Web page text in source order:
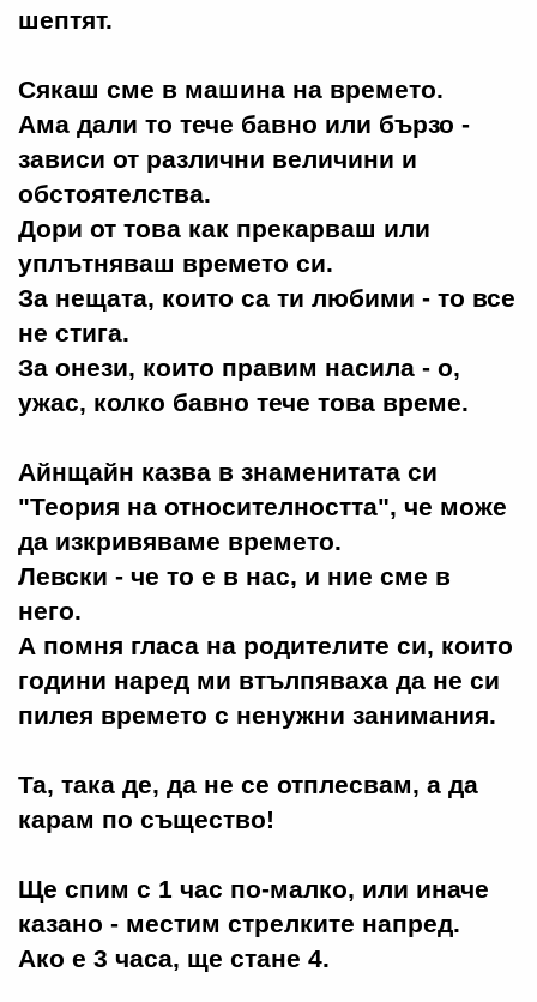
шептят.
Сякаш сме в машина на времето.
Ама дали то тече бавно или бързо -
зависи от различни величини и
обстоятелства.
Дори от това как прекарваш или
уплътняваш времето си.
За нещата, които са ти любими - то все
не стига.
За онези, които правим насила - о,
ужас, колко бавно тече това време.
Айнщайн казва в знаменитата си
"Теория на относителността", че може
да изкривяваме времето.
Левски - че то е в нас, и ние сме в
него.
А помня гласа на родителите си, които
години наред ми втълпяваха да не си
пилея времето с ненужни занимания.
Та, така де, да не се отплесвам, а да
карам по същество!
Ще спим с 1 час по-малко, или иначе
казано - местим стрелките напред.
Ако е 3 часа, ще стане 4.